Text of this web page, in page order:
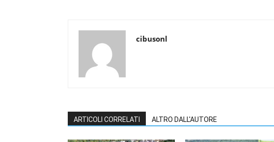
cibusonl
ARTICOLI CORRELATI ALTRO DALL'AUTORE